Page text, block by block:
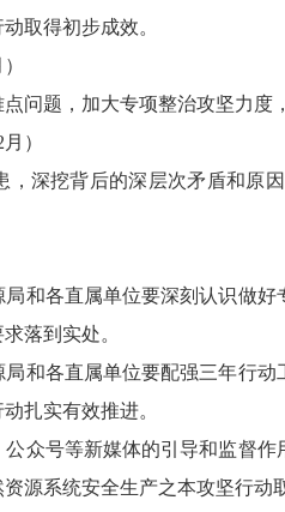
取得初步成效。
问题，加大专项整治攻坚力度
）
深挖背后的深层次矛盾和原
局和各直属单位要深刻认识做
落到实处。
局和各直属单位要配强三年行
扎实有效推进。
公众号等新媒体的引导和监督
源系统安全生产之本攻坚行动